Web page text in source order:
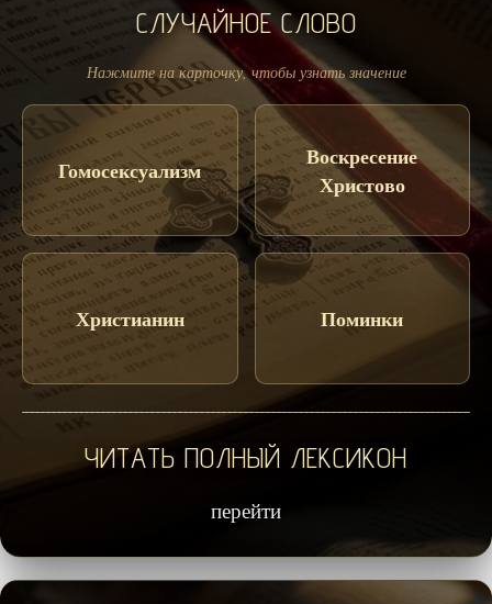
СЛУЧАЙНОЕ СЛОВО
Нажмите на карточку, чтобы узнать значение
Гомосексуализм
Воскресение
Христово
Христианин Поминки
ЧИТАТЬ ПОЛНЫЙ ЛЕКСИКОН
перейти